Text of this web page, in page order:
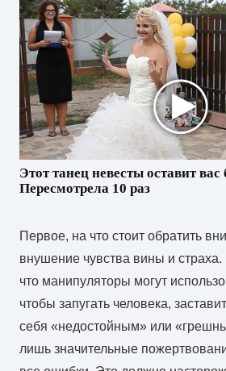
Этот танец невесты оставит вас
Пересмотрела 10 раз
Первое, на что стоит обратить
внушение чувства вины и страха.
что манипуляторы могут
чтобы запугать человека,
себя «недостойным» или
лишь значительные